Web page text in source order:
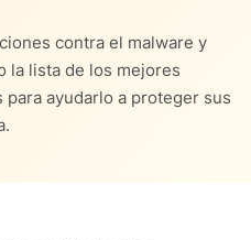
contra el malware y
la lista de los mejores
ayudarlo a proteger sus
sistema
gratuito?